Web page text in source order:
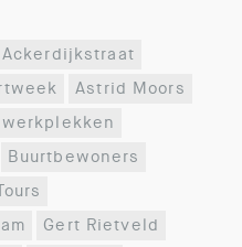
Ackerdijkstraat
Astrid Moors
Buurtbewoners
Gert Rietveld